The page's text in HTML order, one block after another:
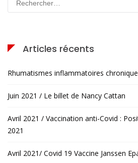
Articles récents
Rhumatismes inflammatoires
Juin 2021 / Le billet de Nancy Cattan
Avril 2021 / Vaccination anti-Covid :
2021
Avril 2021/ Covid 19 Vaccine Janssen